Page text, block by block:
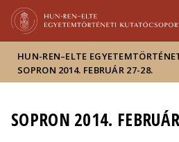
HUN-REN–ELTE
SOPRON 2014. FEBRUÁR 27-28.
SOPRON 2014.